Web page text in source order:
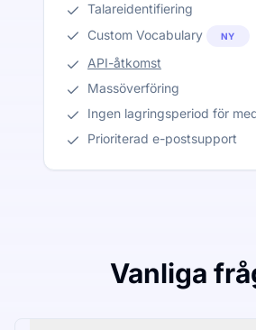
Talareidentifiering
Custom Vocabulary
NY
API-åtkomst
Massöverföring
Ingen lagringsperiod för
Prioriterad e-postsupport
Vanliga